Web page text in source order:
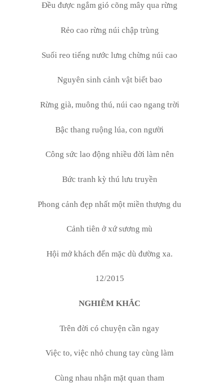
Đều được ngắm gió cõng mây qua rừng
Rẻo cao rừng núi chập trùng
Suối reo tiếng nước lưng chừng núi cao
Nguyên sinh cảnh vật biết bao
Rừng già, muông thú, núi cao ngang trời
Bậc thang ruộng lúa, con người
Công sức lao động nhiều đời làm nên
Bức tranh kỳ thú lưu truyền
Phong cảnh đẹp nhất một miền thượng du
Cảnh tiên ở xứ sương mù
Hội mở khách đến mặc dù đường xa.
12/2015
NGHIÊM KHẮC
Trên đời có chuyện cần ngay
Việc to, việc nhỏ chung tay cùng làm
Cùng nhau nhận mặt quan tham